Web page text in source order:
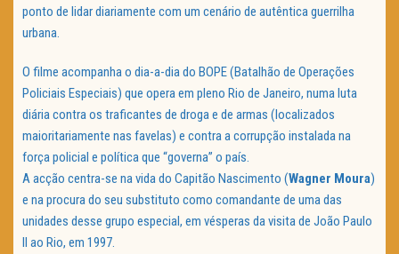
ponto de lidar diariamente com um cenário de autêntica guerrilha
urbana.
O filme acompanha o dia-a-dia do BOPE (Batalhão de Operações
Policiais Especiais) que opera em pleno Rio de Janeiro, numa luta
diária contra os traficantes de droga e de armas (localizados
maioritariamente nas favelas) e contra a corrupção instalada na
força policial e política que “governa” o país.
A acção centra-se na vida do Capitão Nascimento (Wagner Moura)
e na procura do seu substituto como comandante de uma das
unidades desse grupo especial, em vésperas da visita de João Paulo
II ao Rio, em 1997.